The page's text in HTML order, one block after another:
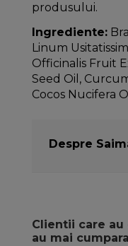
produsului.
Ingrediente:
Linum
Officinalis Fruit
Seed Oil,
Cocos Nucifera
Despre
Clientii care
au mai